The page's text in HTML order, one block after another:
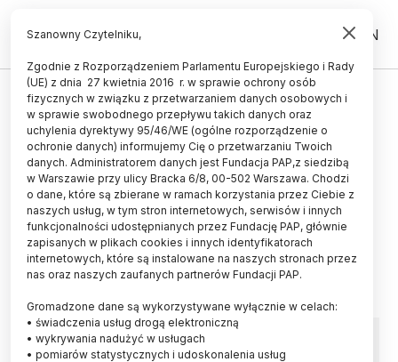
PL EN
CO2
CO2 do skały, a wodór ze skały
Szanowny Czytelniku,
Zgodnie z Rozporządzeniem Parlamentu Europejskiego i Rady
(UE) z dnia 27 kwietnia 2016 r. w sprawie ochrony osób
fizycznych w związku z przetwarzaniem danych osobowych i
w sprawie swobodnego przepływu takich danych oraz
uchylenia dyrektywy 95/46/WE (ogólne rozporządzenie o
ochronie danych) informujemy Cię o przetwarzaniu Twoich
danych. Administratorem danych jest Fundacja PAP,z siedzibą
w Warszawie przy ulicy Bracka 6/8, 00-502 Warszawa. Chodzi
o dane, które są zbierane w ramach korzystania przez Ciebie z
naszych usług, w tym stron internetowych, serwisów i innych
funkcjonalności udostępnianych przez Fundację PAP, głównie
zapisanych w plikach cookies i innych identyfikatorach
internetowych, które są instalowane na naszych stronach przez
nas oraz naszych zaufanych partnerów Fundacji PAP.
Gromadzone dane są wykorzystywane wyłącznie w celach:
• świadczenia usług drogą elektroniczną
• wykrywania nadużyć w usługach
• pomiarów statystycznych i udoskonalenia usług